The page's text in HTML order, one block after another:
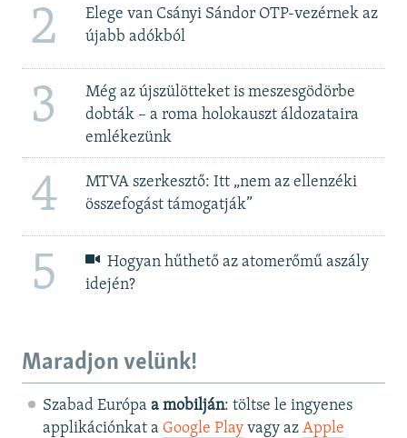
2
Elege van Csányi Sándor OTP-vezérnek az
újabb adókból
3
Még az újszülötteket is meszesgödörbe
dobták – a roma holokauszt áldozataira
emlékezünk
4
MTVA szerkesztő: Itt „nem az ellenzéki
összefogást támogatják”
5
Hogyan hűthető az atomerőmű aszály
idején?
Maradjon velünk!
Szabad Európa a mobilján: töltse le ingyenes
applikációnkat a Google Playvagy az Apple